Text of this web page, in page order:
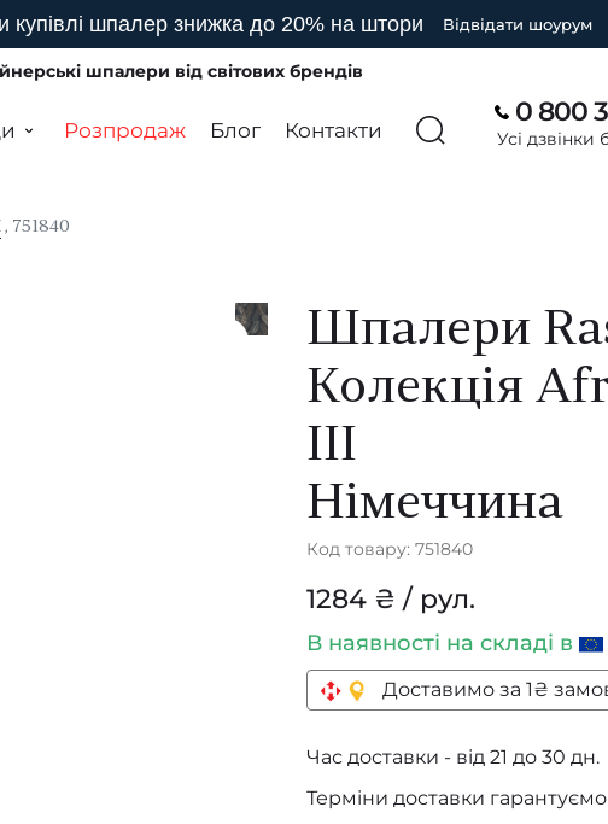
купівлі шпалер знижка до 20% на штори Відвідати шоурум
шпалери від світових брендів
Розпродаж Блог Контакти
0 800
Усі дзвінки
, 751840
Шпалери
Колекція
III
Німеччина
Код товару: 751840
1284 ₴ / рул.
В наявності на складі в
Доставимо за 1₴
Час доставки - від 21 до 30 дн.
Терміни доставки